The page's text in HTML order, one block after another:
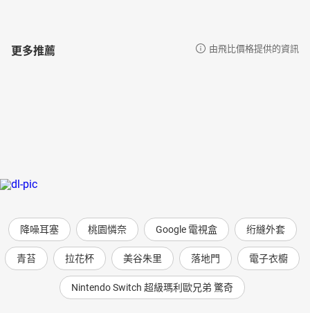
更多推薦 由飛比價格提供的資訊
降噪耳塞 桃園憐奈 Google 電視盒 绗縫外套
青苔 拉花杯 美谷朱里 落地門 電子衣櫥
Nintendo Switch 超級瑪利歐兄弟 驚奇